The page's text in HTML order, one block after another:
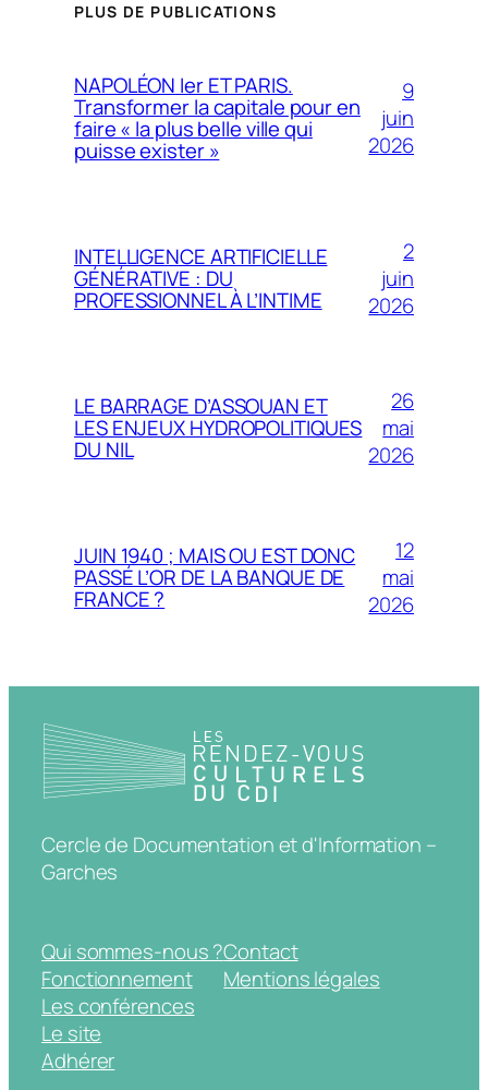
PLUS DE PUBLICATIONS
NAPOLÉON Ier ET PARIS.
Transformer la capitale pour en
faire « la plus belle ville qui
puisse exister »
9
juin
2026
INTELLIGENCE ARTIFICIELLE
GÉNÉRATIVE : DU
PROFESSIONNEL À L’INTIME
2
juin
2026
LE BARRAGE D’ASSOUAN ET
LES ENJEUX HYDROPOLITIQUES
DU NIL
26
mai
2026
JUIN 1940 ; MAIS OU EST DONC
PASSÉ L’OR DE LA BANQUE DE
FRANCE ?
12
mai
2026
Cercle de Documentation et d'Information –
Garches
Qui sommes-nous ?
Fonctionnement
Les conférences
Le site
Adhérer
Contact
Mentions légales